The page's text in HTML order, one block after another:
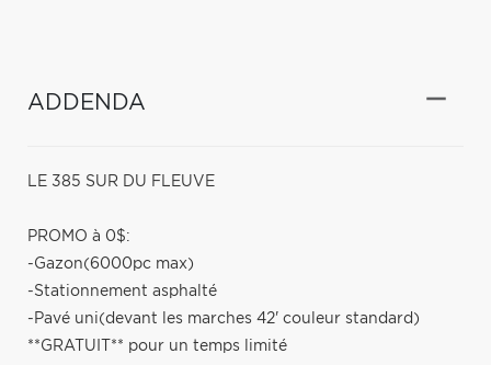
ADDENDA
LE 385 SUR DU FLEUVE
PROMO à 0$:
-Gazon(6000pc max)
-Stationnement asphalté
-Pavé uni(devant les marches 42' couleur standard)
**GRATUIT** pour un temps limité